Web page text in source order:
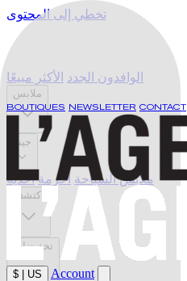
تخطي إلى المحتوى
BOUTIQUES NEWSLETTER CONTACT
US
$ Account
الوافدون الجدد الأكثر مبيعًا
ملابس
جينز
ملابس السباحة أحزمة أحذية
اكتشف
تخفيضات